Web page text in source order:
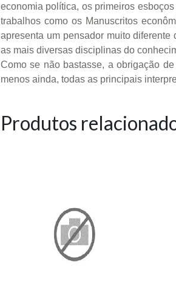
economia política, os primeiros
trabalhos como os Manuscritos
apresenta um pensador muito
as mais diversas disciplinas do
Como se não bastasse, a obrigação
menos ainda, todas as principais
Produtos